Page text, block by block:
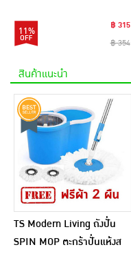
11%
฿ 315
฿ 354
สินค้าแนะนำ
TS Modern Living ถังปั่น
SPIN MOP ตะกร้าปั่นแห้งส